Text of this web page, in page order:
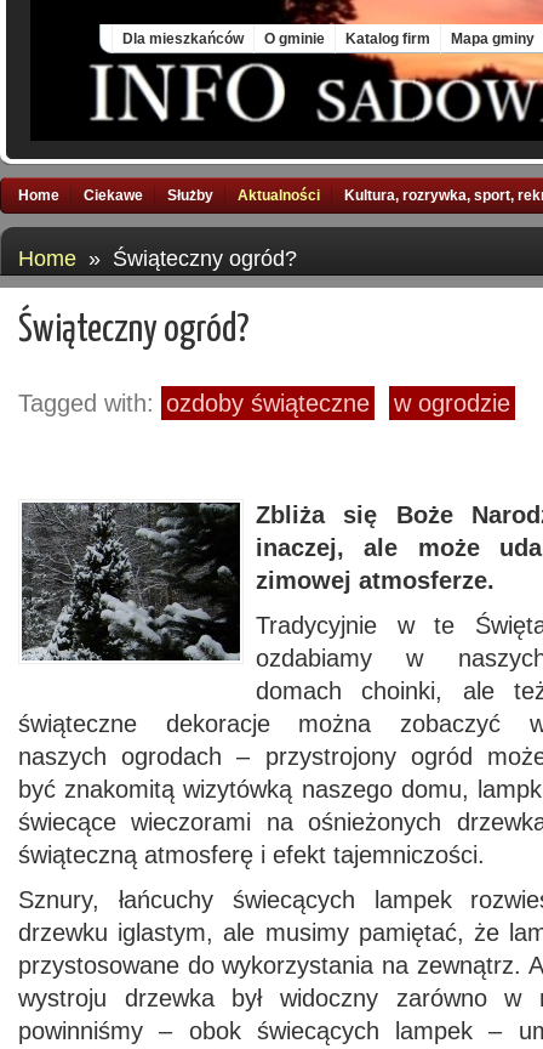
Dla mieszkańców O gminie Katalog firm Mapa gminy
Home Ciekawe Służby Aktualności Kultura, rozrywka, sport,
Home » Świąteczny ogród?
Świąteczny ogród?
Tagged with: ozdoby świąteczne w ogrodzie
Zbliża się Boże
inaczej, ale może
zimowej atmosferze.
Tradycyjnie w te
ozdabiamy w
domach choinki, ale
świąteczne dekoracje można zobaczyć
naszych ogrodach – przystrojony ogród
być znakomitą wizytówką naszego domu,
świecące wieczorami na ośnieżonych
świąteczną atmosferę i efekt tajemniczości.
Sznury, łańcuchy świecących lampek
drzewku iglastym, ale musimy pamiętać, że
przystosowane do wykorzystania na zewnątrz.
wystroju drzewka był widoczny zarówno
powinniśmy – obok świecących lampek –